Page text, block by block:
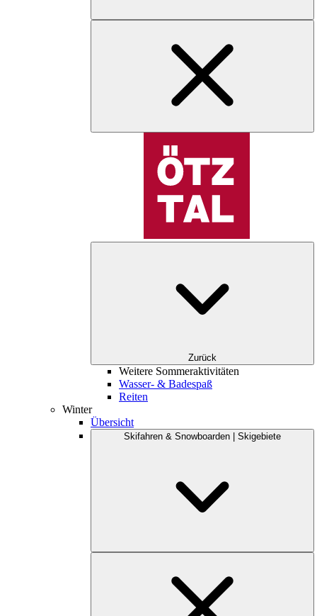
Zurück
Weitere Sommeraktivitäten
Wasser- & Badespaß
Reiten
Winter
Übersicht
Skifahren & Snowboarden | Skigebiete